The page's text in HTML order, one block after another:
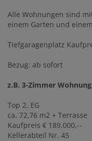
Alle Wohnungen sind
einem Garten und
Tiefgaragenplatz
Bezug: ab sofort
z.B. 3-Zimmer
Top 2, EG
ca. 72,76 m2 + Terrasse
Kaufpreis € 189.000,--
Kellerabteil Nr. 45